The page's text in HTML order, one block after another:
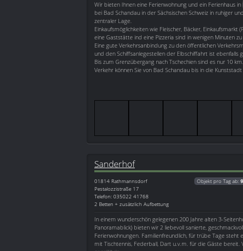
Wir bieten Ihnen eine Ferienwohnung und ein Ferienhaus in
bei Bad Schandau in der Sächsischen Schweiz in ruhiger
zentraler Lage.
Einkaufsmöglichkeiten wie Fleischer, Bäcker, Einkaufsmarkt
eine Gaststätte ind eine Pizzeria sind in wenigen Minuten
Eine gute Verkehrsanbindung zu den öffentlichen
und den Schiffsanlegestellen der Elbschiffahrt ist ebenfalls
Bis zum Grenzübergang nach Tschechien sind es nur 10
Verkehr können Sie von Bad Schandau bis in die
Sanderhof
01814 Rathmannsdorf
Pestalozzistraße 17
Telefon: 035022 41768
2 Betten + zusätzlich Aufbettung
Objekt pro Tag ab:
In einem wunderschön gelegenen 200 Jahre alten 3-
Panoramablick) bieten wir 2 liebevoll sanierte,
Ferienwohnungen. Familienfreundlich, für trübe Tage steht
mit Tischtennis, Federball, Dart u.v.m. für die Gäste bereit.